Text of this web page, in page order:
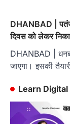
DHANBAD |
दिवस को लेकर
DHANBAD |
जाएगा। इसकी
Learn